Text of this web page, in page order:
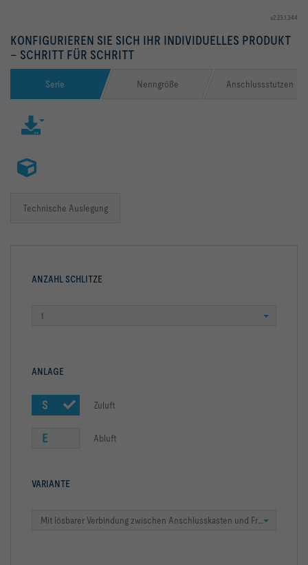
v2.23.1.344
KONFIGURIEREN SIE SICH IHR INDIVIDUELLES PRODUKT
– SCHRITT FÜR SCHRITT
Serie Nenngröße Anschlussstutzen
Technische Auslegung
ANZAHL SCHLITZE
1
ANLAGE
S Zuluft
E Abluft
VARIANTE
Mit lösbarer Verbindung zwischen Anschlusskasten und Frontschiene